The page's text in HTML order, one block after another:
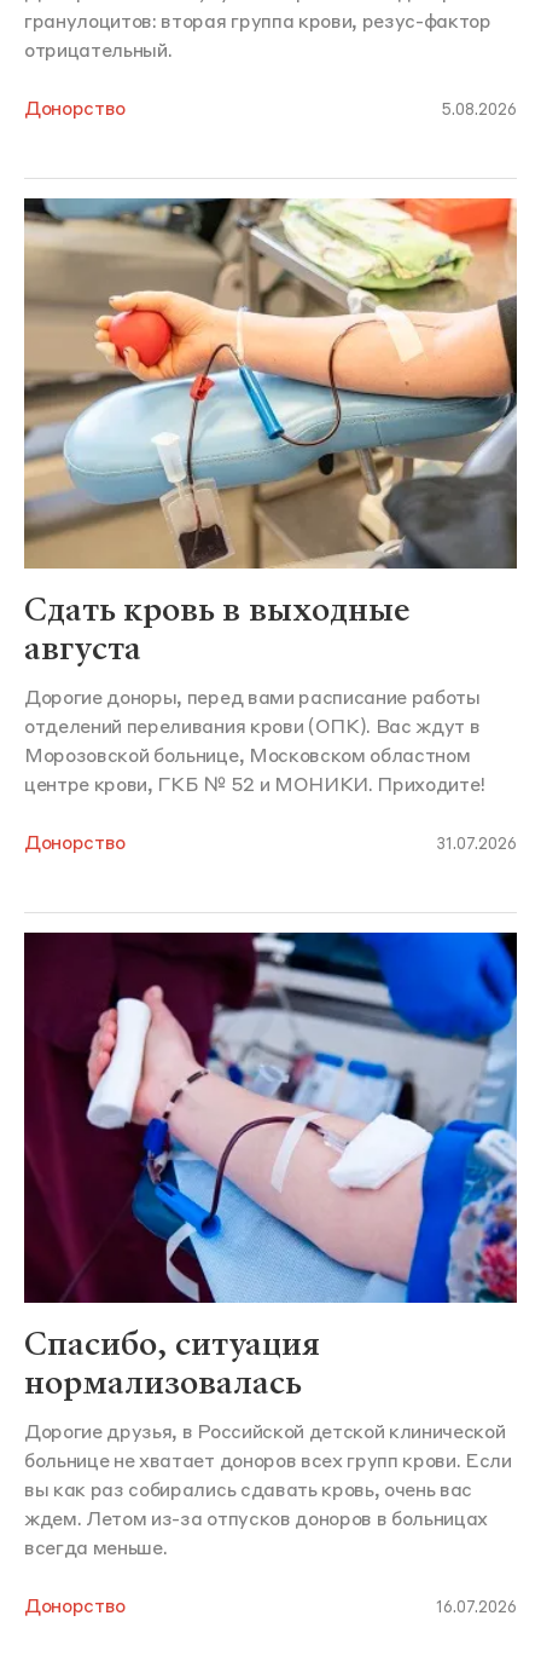
гранулоцитов: вторая группа крови, резус-фактор
отрицательный.
Донорство 5.08.2026
Сдать кровь в выходные
августа
Дорогие доноры, перед вами расписание работы
отделений переливания крови (ОПК). Вас ждут в
Морозовской больнице, Московском областном
центре крови, ГКБ № 52 и МОНИКИ. Приходите!
Донорство 31.07.2026
Спасибо, ситуация
нормализовалась
Дорогие друзья, в Российской детской клинической
больнице не хватает доноров всех групп крови. Если
вы как раз собирались сдавать кровь, очень вас
ждем. Летом из-за отпусков доноров в больницах
всегда меньше.
Донорство 16.07.2026